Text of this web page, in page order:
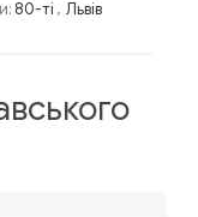
80-ті , Львів